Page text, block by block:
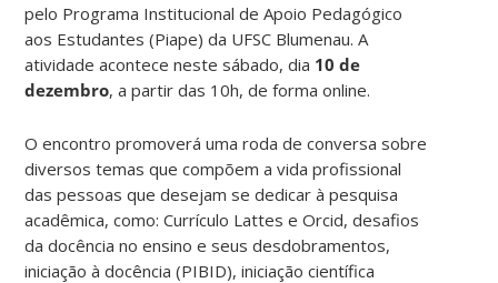
pelo Programa Institucional de Apoio Pedagógico
aos Estudantes (Piape) da UFSC Blumenau. A
atividade acontece neste sábado, dia 10 de
dezembro, a partir das 10h, de forma online.
O encontro promoverá uma roda de conversa sobre
diversos temas que compõem a vida profissional
das pessoas que desejam se dedicar à pesquisa
acadêmica, como: Currículo Lattes e Orcid, desafios
da docência no ensino e seus desdobramentos,
iniciação à docência (PIBID), iniciação científica